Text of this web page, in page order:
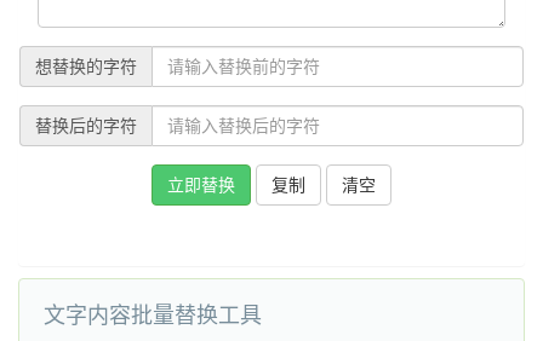
想替换的字符
替换后的字符
复制
文字内容批量替换工具